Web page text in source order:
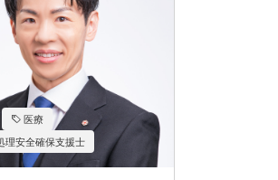
医療
理安全確保支援士